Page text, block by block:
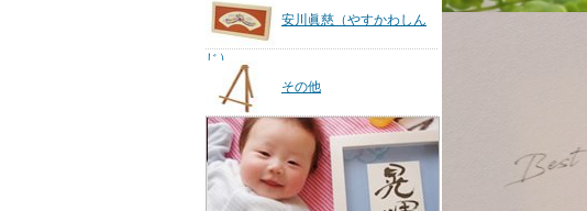
安川眞慈（やすかわしん
じ）
その他